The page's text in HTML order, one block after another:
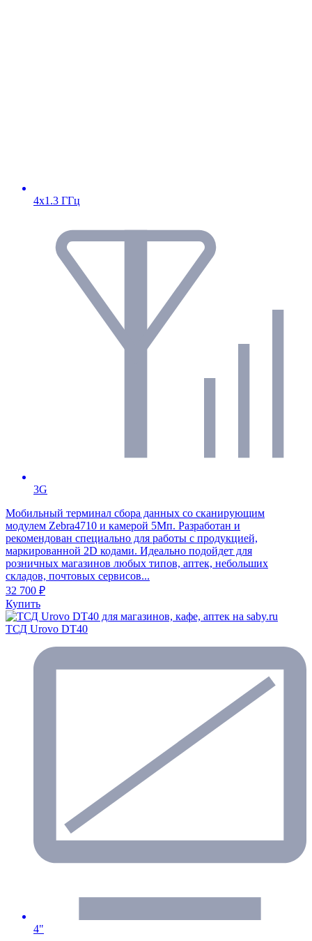
4х1.3 ГГц
3G
Мобильный терминал сбора данных со сканирующим
модулем Zebra4710 и камерой 5Мп. Разработан и
рекомендован специально для работы с продукцией,
маркированной 2D кодами. Идеально подойдет для
розничных магазинов любых типов, аптек, небольших
складов, почтовых сервисов...
32 700 ₽
Купить
ТСД Urovo DT40
4"